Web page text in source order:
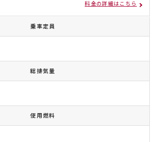
料金の詳細はこちら
乗車定員
総排気量
使用燃料